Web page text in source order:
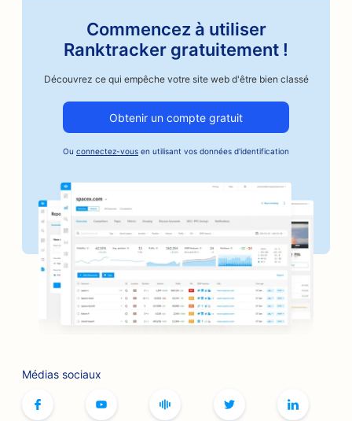
SEO pour Artisan Coffee Roasters
SEO pour les magasins de pièces détachées
SEO pour les ateliers de réparation automobile
SEO pour les ateliers de carrosserie
SEO pour les banques
SEO pour les boulangeries
SEO pour les salons de coiffure
SEO pour les barbecues
comblement
Commencez à utiliser
Ranktracker gratuitement !
Découvrez ce qui empêche votre site web d'être bien classé
Obtenir un compte gratuit
Ou connectez-vous en utilisant vos données d'identification
Médias sociaux